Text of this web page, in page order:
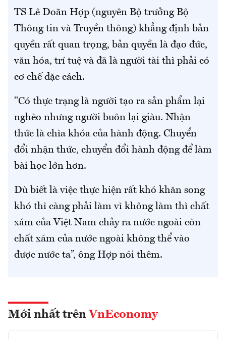
TS Lê Doãn Hợp (nguyên Bộ trưởng Bộ
Thông tin và Truyền thông) khẳng định bản
quyền rất quan trọng, bản quyền là đạo đức,
văn hóa, trí tuệ và đã là người tài thì phải có
cơ chế đặc cách.
"Có thực trạng là người tạo ra sản phẩm lại
nghèo nhưng người buôn lại giàu. Nhận
thức là chìa khóa của hành động. Chuyển
đổi nhận thức, chuyển đổi hành động để làm
bài học lớn hơn.
Dù biết là việc thực hiện rất khó khăn song
khó thì càng phải làm vì không làm thì chất
xám của Việt Nam chảy ra nước ngoài còn
chất xám của nước ngoài không thể vào
được nước ta”, ông Hợp nói thêm.
Mới nhất trên VnEconomy